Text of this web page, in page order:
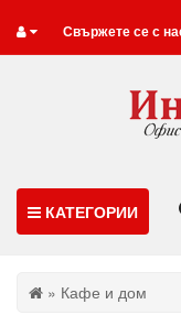
Свържете се с
КАТЕГОРИИ
» Кафе и дом